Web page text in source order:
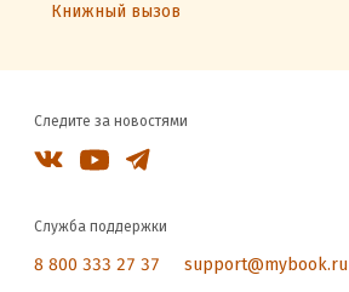
Книжный вызов
Следите за новостями
Служба поддержки
8 800 333 27 37 support@mybook.ru